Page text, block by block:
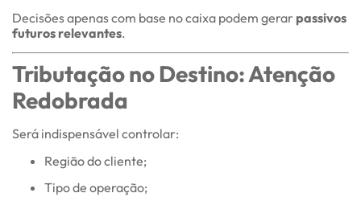
Decisões apenas com base no caixa podem gerar passivos
futuros relevantes.
Tributação no Destino: Atenção
Redobrada
Será indispensável controlar:
Região do cliente;
Tipo de operação;